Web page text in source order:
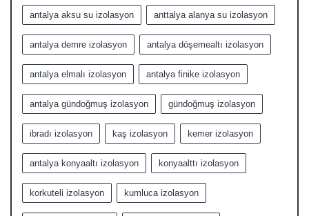
antalya aksu su izolasyon anttalya alanya su izolasyon
antalya demre izolasyon antalya döşemealtı izolasyon
antalya elmalı izolasyon antalya finike izolasyon
antalya gündoğmuş izolasyon gündoğmuş izolasyon
ibradı izolasyon kaş izolasyon kemer izolasyon
antalya konyaaltı izolasyon konyaalttı izolasyon
korkuteli izolasyon kumluca izolasyon